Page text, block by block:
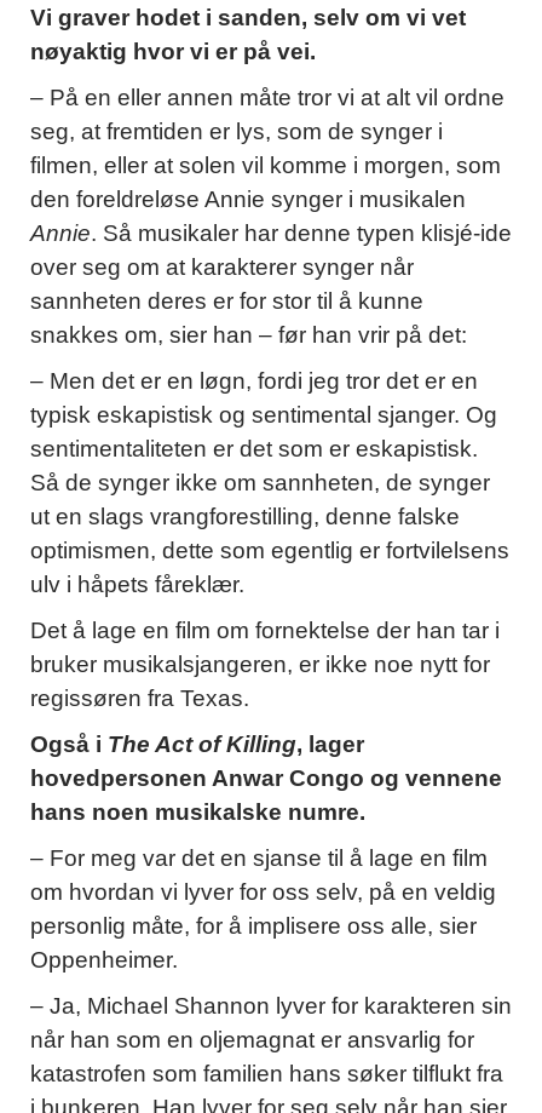
Vi graver hodet i sanden, selv om vi vet
nøyaktig hvor vi er på vei.
– På en eller annen måte tror vi at alt vil ordne
seg, at fremtiden er lys, som de synger i
filmen, eller at solen vil komme i morgen, som
den foreldreløse Annie synger i musikalen
Annie. Så musikaler har denne typen klisjé-ide
over seg om at karakterer synger når
sannheten deres er for stor til å kunne
snakkes om, sier han – før han vrir på det:
– Men det er en løgn, fordi jeg tror det er en
typisk eskapistisk og sentimental sjanger. Og
sentimentaliteten er det som er eskapistisk.
Så de synger ikke om sannheten, de synger
ut en slags vrangforestilling, denne falske
optimismen, dette som egentlig er fortvilelsens
ulv i håpets fåreklær.
Det å lage en film om fornektelse der han tar i
bruker musikalsjangeren, er ikke noe nytt for
regissøren fra Texas.
Også i The Act of Killing, lager
hovedpersonen Anwar Congo og vennene
hans noen musikalske numre.
– For meg var det en sjanse til å lage en film
om hvordan vi lyver for oss selv, på en veldig
personlig måte, for å implisere oss alle, sier
Oppenheimer.
– Ja, Michael Shannon lyver for karakteren sin
når han som en oljemagnat er ansvarlig for
katastrofen som familien hans søker tilflukt fra
i bunkeren. Han lyver for seg selv når han sier